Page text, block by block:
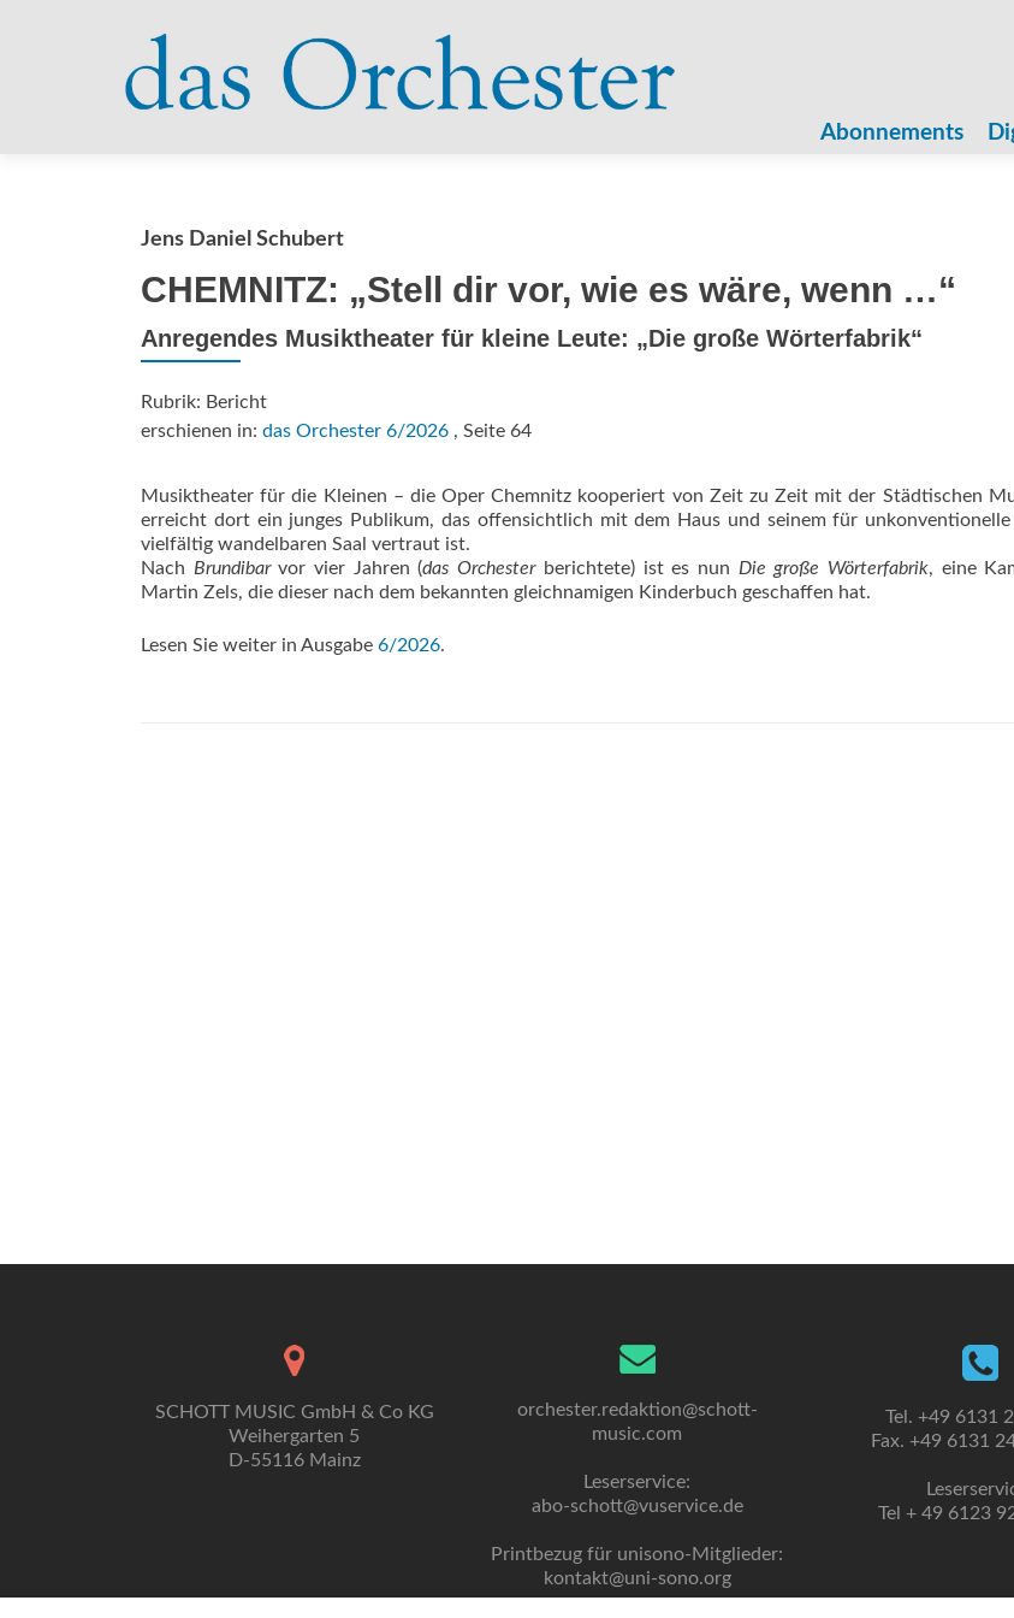
Abonnements
Jens Daniel Schubert
CHEMNITZ: „Stell dir vor, wie es wäre, wenn …“
Anregendes Musiktheater für kleine Leute: „Die große Wörterfabrik“
Rubrik: Bericht
erschienen in: das Orchester 6/2026 , Seite 64
Musiktheater für die Kleinen – die Oper Chemnitz kooperiert von Zeit zu Zeit mit der Städtischen
erreicht dort ein junges Publikum, das offensichtlich mit dem Haus und seinem für
vielfältig wandelbaren Saal vertraut ist.
Nach Brundibarvor vier Jahren (das Orchesterberichtete) ist es nun Die große Wörterfabrik, eine
Martin Zels, die dieser nach dem bekannten gleichnamigen Kinderbuch geschaffen hat.
Lesen Sie weiter in Ausgabe 6/2026.
SCHOTT MUSIC GmbH & Co KG
Weihergarten 5
D-55116 Mainz
orchester.redaktion@schott-
music.com
Leserservice:
abo-schott@vuservice.de
Printbezug für unisono-Mitglieder:
kontakt@uni-sono.org
Tel. +49 6131
Fax. +49 6131
Tel + 49 6123